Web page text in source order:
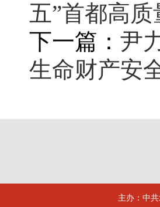
五”首都高质
下一篇： 尹
生命财产安
主办：中